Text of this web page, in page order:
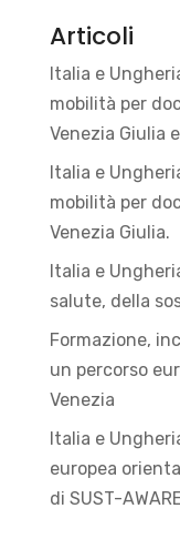
Articoli
Italia e
mobilità per
Venezia Giulia
Italia e
mobilità per
Venezia Giulia.
Italia e
salute, della
Formazione,
un percorso
Venezia
Italia e
europea
di SUST-